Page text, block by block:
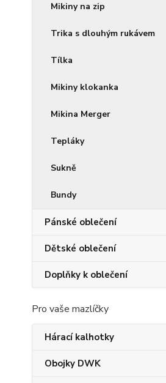
Mikiny na zip
Trika s dlouhým rukávem
Tílka
Mikiny klokanka
Mikina Merger
Tepláky
Sukně
Bundy
Pánské oblečení
Dětské oblečení
Doplňky k oblečení
Pro vaše mazlíčky
Hárací kalhotky
Obojky DWK